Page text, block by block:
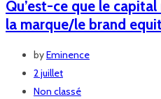
Qu’est-ce que le
la marque/le brand
byEminence
2 juillet
Non classé